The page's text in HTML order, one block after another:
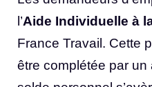
l’Aide Individuelle à
France Travail. Cette
être complétée par